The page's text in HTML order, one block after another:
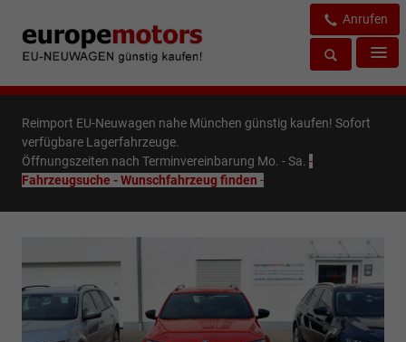
Anrufen
Reimport EU-Neuwagen nahe München günstig kaufen! Sofort
verfügbare Lagerfahrzeuge.
Öffnungszeiten nach Terminvereinbarung Mo. - Sa. -
Fahrzeugsuche - Wunschfahrzeug finden -